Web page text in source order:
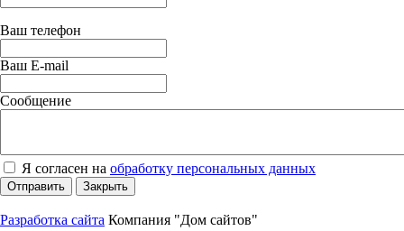
Ваш телефон
Ваш E-mail
Сообщение
Я согласен на обработку персональных данных
Отправить Закрыть
Разработка сайта Компания "Дом сайтов"